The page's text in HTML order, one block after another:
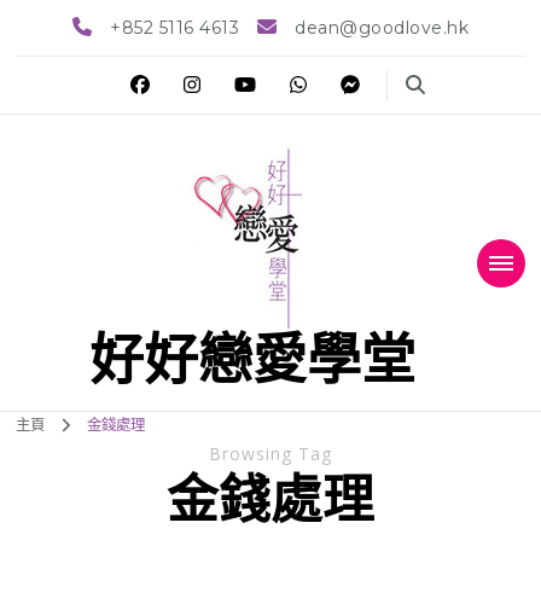
+852 5116 4613 dean@goodlove.hk
好好戀愛學堂
主頁 金錢處理
Browsing Tag
金錢處理